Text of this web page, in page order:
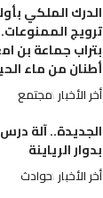
الدرك الملكي
ترويج
بتراب جماعة بن
أطنان من ماء
أخر الأخبار مجتمع
الجديدة.. آلة
بدوار الرياينة
أخر الأخبار حوادث